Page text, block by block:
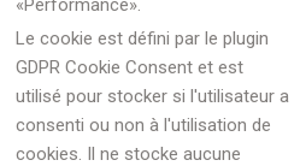
«Performance».
Le cookie est défini par le plugin
GDPR Cookie Consent et est
utilisé pour stocker si l'utilisateur a
consenti ou non à l'utilisation de
cookies. Il ne stocke aucune